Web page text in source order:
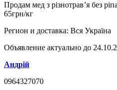
Продам мед з різнотрав’я без
65грн/кг
Регион и доставка: Вся Україна
Объявление актуально до
Андрій
0964327070